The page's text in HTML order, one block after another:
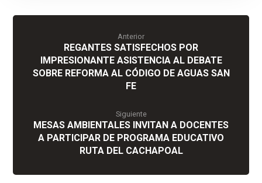
Anterior
REGANTES SATISFECHOS POR
IMPRESIONANTE ASISTENCIA AL DEBATE
SOBRE REFORMA AL CÓDIGO DE AGUAS SAN
FE
Siguiente
MESAS AMBIENTALES INVITAN A DOCENTES
A PARTICIPAR DE PROGRAMA EDUCATIVO
RUTA DEL CACHAPOAL